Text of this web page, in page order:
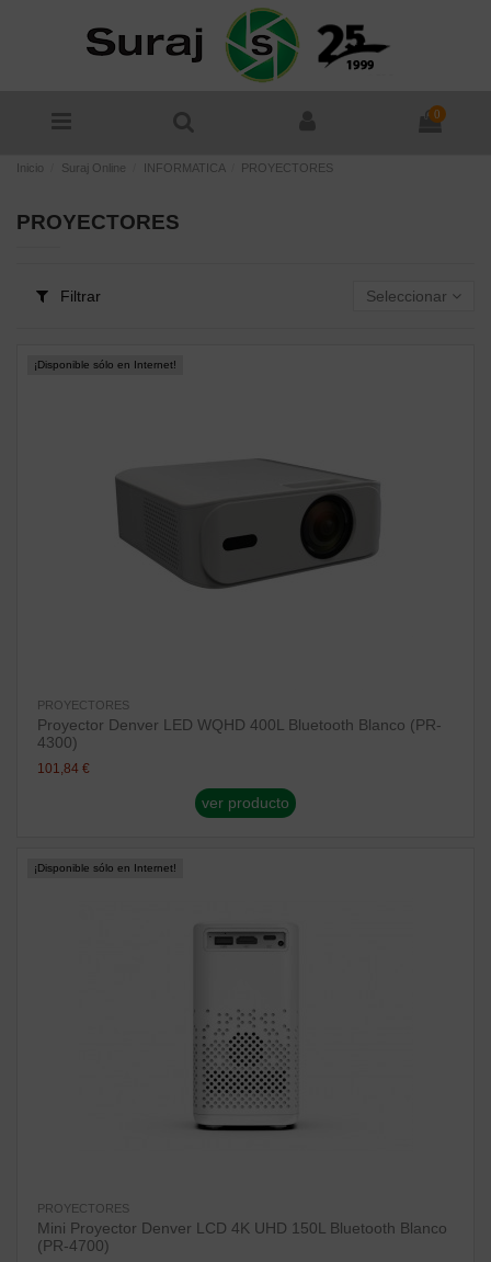
0
Inicio Suraj Online INFORMATICA PROYECTORES
PROYECTORES
Filtrar Seleccionar
¡Disponible sólo en Internet!
PROYECTORES
Proyector Denver LED WQHD 400L Bluetooth Blanco (PR-
4300)
101,84 €
ver producto
¡Disponible sólo en Internet!
PROYECTORES
Mini Proyector Denver LCD 4K UHD 150L Bluetooth Blanco
(PR-4700)